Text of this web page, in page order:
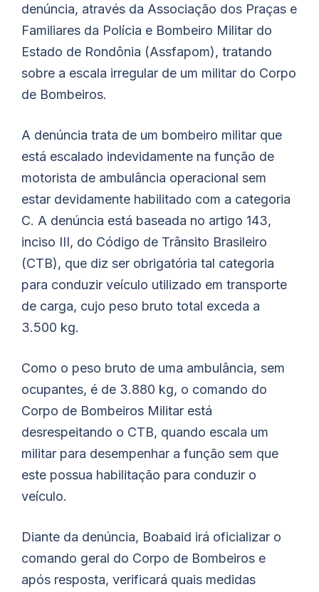
denúncia, através da Associação dos Praças e
Familiares da Polícia e Bombeiro Militar do
Estado de Rondônia (Assfapom), tratando
sobre a escala irregular de um militar do Corpo
de Bombeiros.
A denúncia trata de um bombeiro militar que
está escalado indevidamente na função de
motorista de ambulância operacional sem
estar devidamente habilitado com a categoria
C. A denúncia está baseada no artigo 143,
inciso III, do Código de Trânsito Brasileiro
(CTB), que diz ser obrigatória tal categoria
para conduzir veículo utilizado em transporte
de carga, cujo peso bruto total exceda a
3.500 kg.
Como o peso bruto de uma ambulância, sem
ocupantes, é de 3.880 kg, o comando do
Corpo de Bombeiros Militar está
desrespeitando o CTB, quando escala um
militar para desempenhar a função sem que
este possua habilitação para conduzir o
veículo.
Diante da denúncia, Boabaid irá oficializar o
comando geral do Corpo de Bombeiros e
após resposta, verificará quais medidas